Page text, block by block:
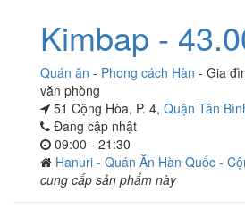
Kimbap -
Quán ăn - Phong cách Hàn - Gia
văn phòng
51 Cộng Hòa, P. 4, Quận Tân
Đang cập nhật
09:00 - 21:30
Hanuri - Quán Ăn Hàn Quốc -
cung cấp sản phẩm này